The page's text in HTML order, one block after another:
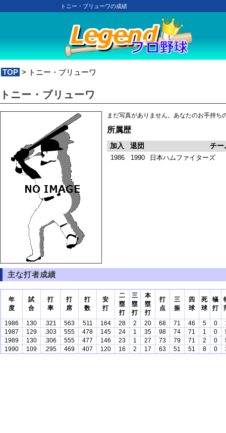
トニー・ブリューワの成績
TOP > トニー・ブリューワ
トニー・ブリューワ
まだ写真がありません。あなたのお手持ち
所属歴
加入 退団 チー
1986 1990 日本ハムファイターズ
主な打者成績
年
度
試
合
打
率
打
席
打
数
安
打
二
塁
打
三
塁
打
本
塁
打
打
点
三
振
四
球
死
球
犠
打
1986 130 .321 563 511 164 28 2 20 68 71 46 5 0
1987
129 .303 555 478 145 24 1 35 98 74 71 1 0
1989
130 .306 555 477 146 23 1 27 73 79 71 2 0
1990
109 .295 469 407 120 16 2 17 63 51 51 8 0